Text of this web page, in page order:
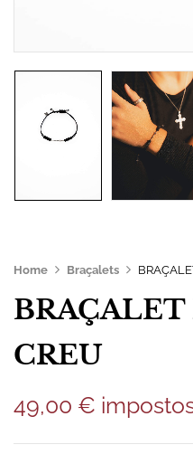
Home Braçalets
CREU
49,00 €